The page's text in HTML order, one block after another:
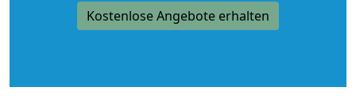
Kostenlose Angebote erhalten